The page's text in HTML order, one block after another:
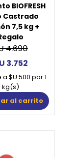
BIOFRESH
Castrado
7,5 kg +
4.690
3.752
$U 500 por 1
kg(s)
al carrito